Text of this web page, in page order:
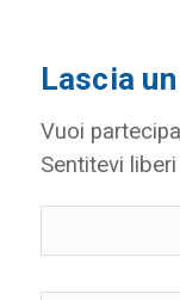
Lascia
Vuoi
Sentitevi